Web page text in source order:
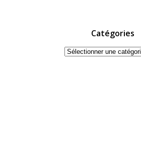
Catégories
Catégories